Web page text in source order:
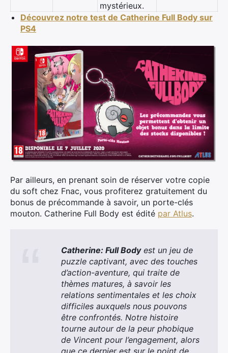
mystérieux.
Découvrez notre test de Catherine Full Body sur
PS4
Par ailleurs, en prenant soin de réserver votre copie
du soft chez Fnac, vous profiterez gratuitement du
bonus de précommande à savoir, un porte-clés
mouton. Catherine Full Body est édité par Atlus.
Catherine: Full Bodyest un jeu de
puzzle captivant, avec des touches
d’action-aventure, qui traite de
thèmes matures, à savoir les
relations sentimentales et les choix
difficiles auxquels nous pouvons
être confrontés. Notre histoire
tourne autour de la peur phobique
de Vincent pour l’engagement, alors